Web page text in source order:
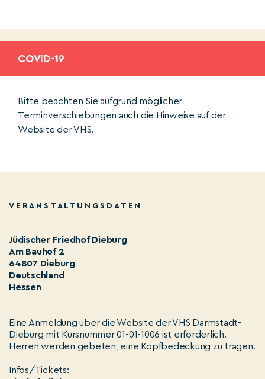
COVID-19
Bitte beachten Sie aufgrund möglicher
Terminverschiebungen auch die Hinweise auf der
Website der VHS.
VERANSTALTUNGSDATEN
Jüdischer Friedhof Dieburg
Am Bauhof 2
64807 Dieburg
Deutschland
Hessen
Eine Anmeldung über die Website der VHS Darmstadt-
Dieburg mit Kursnummer 01-01-1006 ist erforderlich.
Herren werden gebeten, eine Kopfbedeckung zu tragen.
Infos/Tickets: